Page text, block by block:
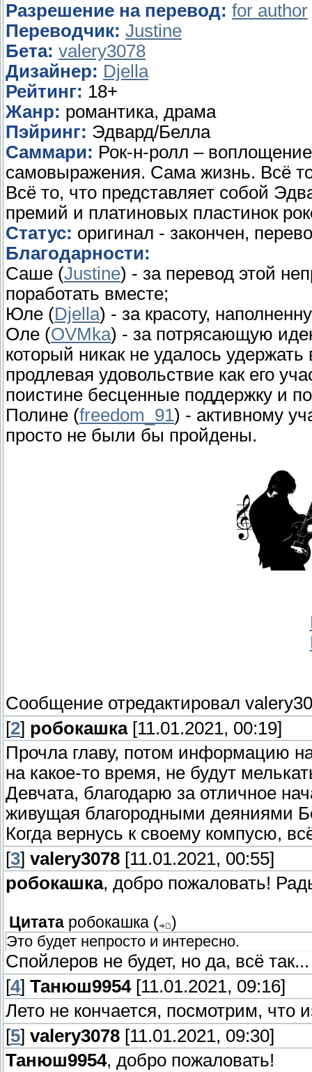
Разрешение на перевод: for author
Переводчик: Justine
Бета: valery3078
Дизайнер: Djella
Рейтинг: 18+
Жанр: романтика, драма
Пэйринг: Эдвард/Белла
Саммари: Рок-н-ролл –
самовыражения. Сама жизнь. Всё
Всё то, что представляет собой
премий и платиновых пластинок
Статус: оригинал - закончен,
Благодарности:
Саше (Justine) - за перевод этой
поработать вместе;
Юле (Djella) - за красоту,
Оле (OVMka) - за потрясающую
который никак не удалось
продлевая удовольствие как его
поистине бесценные поддержку и
Полине (freedom_91) - активному
просто не были бы пройдены.
Сообщение отредактировал
[2] робокашка[11.01.2021, 00:19]
Прочла главу, потом информацию
на какое-то время, не будут
Девчата, благодарю за отличное
живущая благородными деяниями
Когда вернусь к своему компусю,
[3] valery3078 [11.01.2021, 00:55]
робокашка, добро пожаловать!
Цитата робокашка (
)
Это будет непросто и интересно.
Спойлеров не будет, но да, всё так...
[4] Танюш9954[11.01.2021, 09:16]
Лето не кончается, посмотрим, что
[5] valery3078 [11.01.2021, 09:30]
Танюш9954, добро пожаловать!